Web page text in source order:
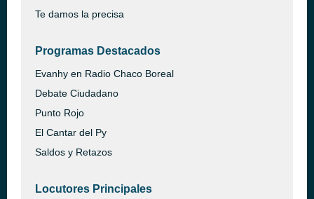
Te damos la precisa
Programas Destacados
Evanhy en Radio Chaco Boreal
Debate Ciudadano
Punto Rojo
El Cantar del Py
Saldos y Retazos
Locutores Principales